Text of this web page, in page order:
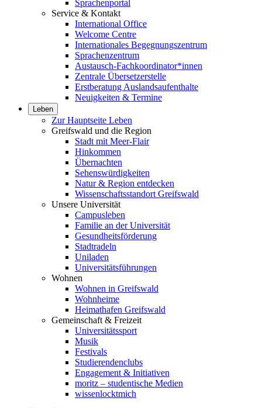
Sprachenportal
Service & Kontakt
International Office
Welcome Centre
Internationales Begegnungszentrum
Sprachenzentrum
Austausch-Fachkoordinator*innen
Zentrale Übersetzerstelle
Erstberatung Auslandsaufenthalte
Neuigkeiten & Termine
Leben
Zur Hauptseite Leben
Greifswald und die Region
Stadt mit Meer-Flair
Hinkommen
Übernachten
Sehenswürdigkeiten
Natur & Region entdecken
Wissenschaftsstandort Greifswald
Unsere Universität
Campusleben
Familie an der Universität
Gesundheitsförderung
Stadtradeln
Uniladen
Universitätsführungen
Wohnen
Wohnen in Greifswald
Wohnheime
Heimathafen Greifswald
Gemeinschaft & Freizeit
Universitätssport
Musik
Festivals
Studierendenclubs
Engagement & Initiativen
moritz – studentische Medien
wissenlocktmich